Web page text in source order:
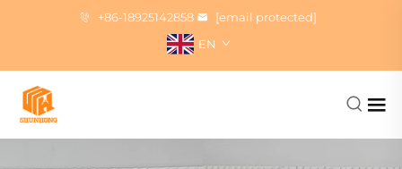
+86-18925142858
[email protected]
EN